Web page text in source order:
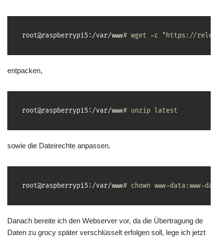
root@raspberrypi5:/var/www# wget -c "https://
entpacken,
root@raspberrypi5:/var/www# unzip latest
sowie die Dateirechte anpassen.
root@raspberrypi5:/var/www# chown www-data:www-
Danach bereite ich den Webserver vor, da die Übertragung de
Daten zu grocy später verschlüsselt erfolgen soll, lege ich jetzt